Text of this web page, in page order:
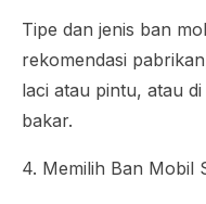
Tipe dan jenis ban
rekomendasi
laci atau pintu, atau
bakar.
4. Memilih Ban Mobil